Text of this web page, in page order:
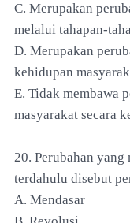
C. Merupakan
melalui tahapan-
D. Merupakan
kehidupan
E. Tidak membawa
masyarakat secara
20. Perubahan
terdahulu disebut
A. Mendasar